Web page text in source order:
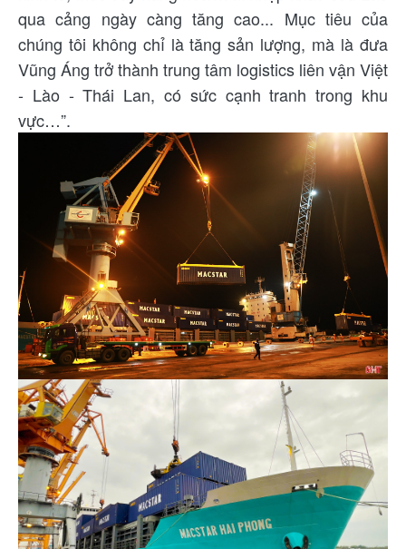
qua cảng ngày càng tăng cao... Mục tiêu của
chúng tôi không chỉ là tăng sản lượng, mà là đưa
Vũng Áng trở thành trung tâm logistics liên vận Việt
- Lào - Thái Lan, có sức cạnh tranh trong khu
vực…”.